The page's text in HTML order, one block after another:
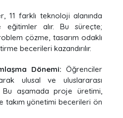
11 farklı teknoloji alanında
alır. Bu süreçte;
çözme, tasarım odaklı
becerileri kazandırılır.
Dönemi: Öğrenciler
ulusal ve uluslararası
Bu aşamada proje üretimi,
takım yönetimi becerileri ön